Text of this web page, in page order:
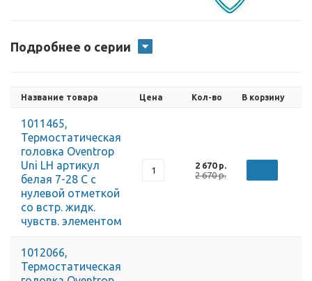
Подробнее о серии
Название товара Цена Кол-во В корзину
1011465,
Термостатическая
головка Oventrop
Uni LH артикул
белая 7-28 С с
нулевой отметкой
со встр. жидк.
чувств. элементом
2 670 р.
2 670 р.
1012066,
Термостатическая